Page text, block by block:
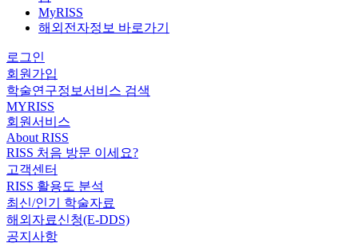
MyRISS
해외전자정보 바로가기
로그인
회원가입
학술연구정보서비스 검색
MYRISS
회원서비스
About RISS
RISS 처음 방문 이세요?
고객센터
RISS 활용도 분석
최신/인기 학술자료
해외자료신청(E-DDS)
공지사항